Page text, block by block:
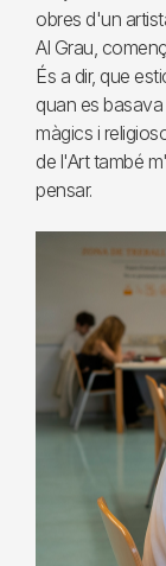
obres d'un
Al Grau,
És a dir, que
quan es
màgics i
de l'Art també
pensar.